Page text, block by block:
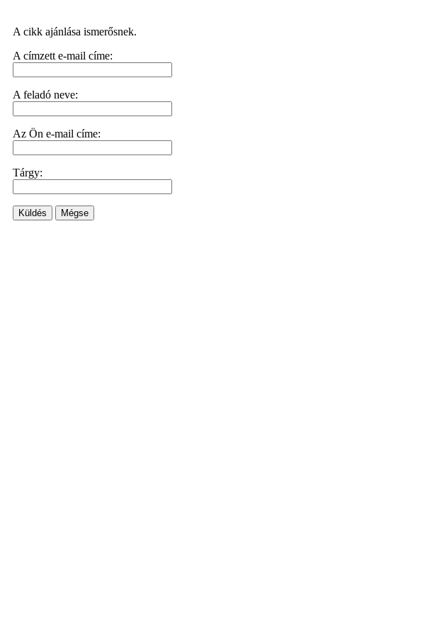
A cikk ajánlása ismerősnek.
A címzett e-mail címe:
A feladó neve:
Az Ön e-mail címe:
Tárgy:
Küldés Mégse